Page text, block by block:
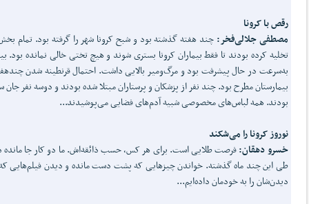
رقص با کرونا
مصطفی جلالی‌فخر:چند هفته گذشته بود و شبح کرونا شهر را گرفته بود. تمام
تخلیه کرده بودند تا فقط بیماران کرونا بستری شوند و هیچ تختی خالی نمانده بود.
به‌سرعت در حال پیشرفت بود و مرگ‌ومیر بالایی داشت. احتمال قرنطینه شدن
بیمارستان مطرح بود. چند نفر از پزشکان و پرستاران مبتلا شده بودند و دوسه نفر جان
بودند. همه لباس‌های مخصوصی شبیه آدم‌های فضایی می‌پوشیدند...
نوروز کرونا را می‌شکند
خسرو دهقان:فرصت طلایی است. برای هر کس، حسب ذائقه‌اش. ما دو کار جا مانده
طی این چند ماه گذشته. خواندن چیزهایی که پشت دست مانده و دیدن فیلم‌هایی
دیدن‌شان را به خودمان داده‌ایم...